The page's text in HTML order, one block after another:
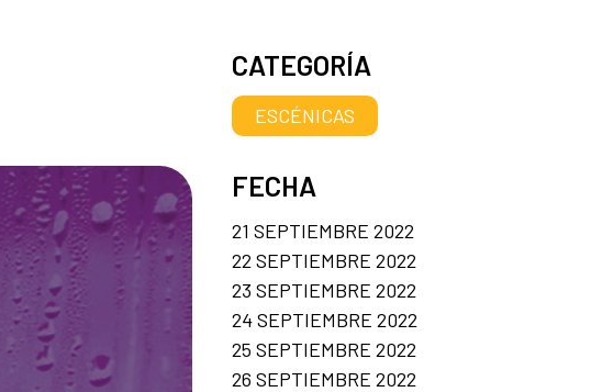
CATEGORÍA
ESCÉNICAS
FECHA
21 SEPTIEMBRE 2022
22 SEPTIEMBRE 2022
23 SEPTIEMBRE 2022
24 SEPTIEMBRE 2022
25 SEPTIEMBRE 2022
26 SEPTIEMBRE 2022